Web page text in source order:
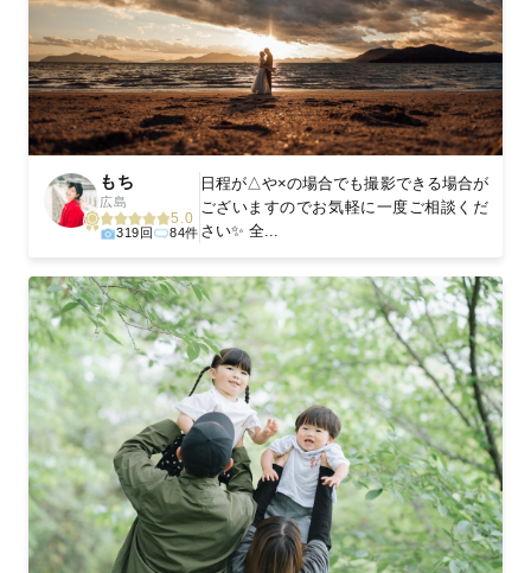
もち
広島
5.0
319回 84件
日程が△や×の場合でも撮影できる場合が
ございますのでお気軽に一度ご相談くだ
さい✨ 全...